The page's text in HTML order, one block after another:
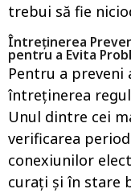
trebui să fie
Întreținerea
pentru a Evita
Pentru a preveni
întreținerea
Unul dintre cei
verificarea
conexiunilor
curați și în stare